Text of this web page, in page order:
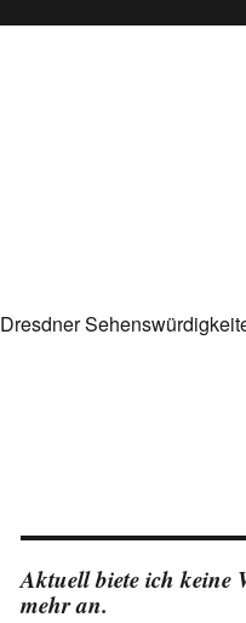
Dresdner
Aktuell biete ich keine
mehr an.